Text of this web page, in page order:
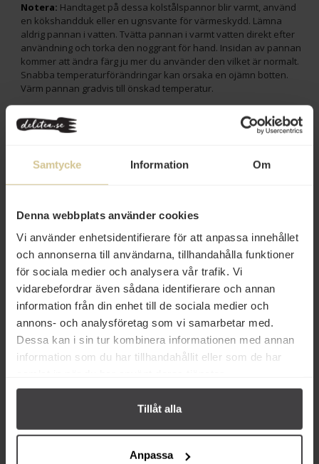
Samtycke Information Om
Denna webbplats använder cookies
Vi använder enhetsidentifierare för att anpassa innehållet
och annonserna till användarna, tillhandahålla funktioner
för sociala medier och analysera vår trafik. Vi
vidarebefordrar även sådana identifierare och annan
information från din enhet till de sociala medier och
annons- och analysföretag som vi samarbetar med.
Dessa kan i sin tur kombinera informationen med annan
information som du har tillhandahållit eller som de har
Tillåt alla
Anpassa
Notera: Handtaget på dessa kolstålspannor blir varmt, använd
en kökshandduk eller en ugnsvante för värmeskydd. Lämna
aldrig pannan i vatten. Tvätta pannan i varmt vatten direkt efter
användning och torka den noggrant för hand. Insidan av pannan
kommer att ändra färg ju mer du använder den vilket är normalt.
Snabba temperaturförändringar kan orsaka en ojämn botten.
Värm pannan gradvis till önskad temperatur.
Matlagning med livsmedel med hög syra kommer att försämra
den naturliga patinalagret och rekommenderas inte, till exempel
för att koka vatten och dylikt. Kolstålspannan får inte diskas i
diskmaskin.
Betyg
Produktfakta
Prishistorik
Från samma varumärke